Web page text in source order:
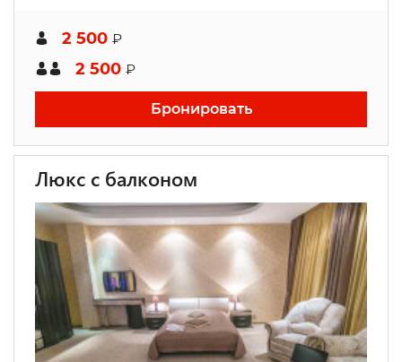
2 500 ₽
2 500 ₽
Бронировать
Люкс с балконом